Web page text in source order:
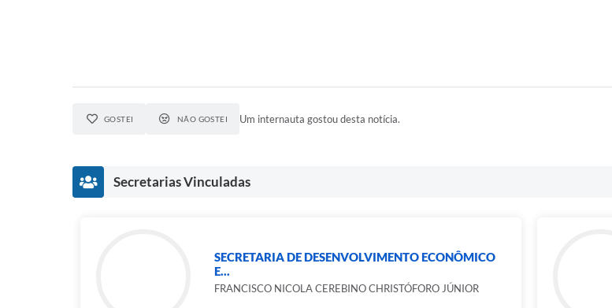
GOSTEI NÃO GOSTEI Um internauta gostou desta notícia.
Secretarias Vinculadas
SECRETARIA DE DESENVOLVIMENTO ECONÔMICO
E...
FRANCISCO NICOLA CEREBINO CHRISTÓFORO JÚNIOR